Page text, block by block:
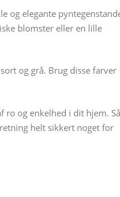
og elegante
blomster eller en lille
og grå. Brug disse farver
ro og enkelhed i dit hjem. Så
helt sikkert noget for